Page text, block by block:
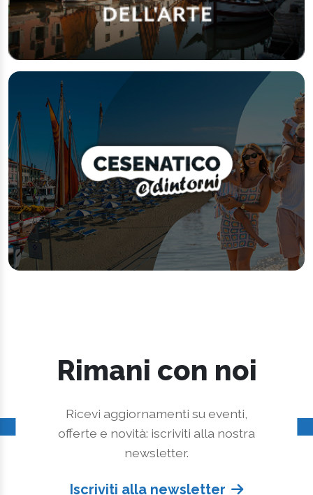
Rimani con noi
Ricevi aggiornamenti su eventi,
offerte e novità: iscriviti alla nostra
newsletter.
Iscriviti alla newsletter